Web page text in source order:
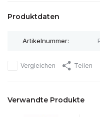
Produktdaten
Artikelnummer:
Vergleichen Teilen
Verwandte Produkte